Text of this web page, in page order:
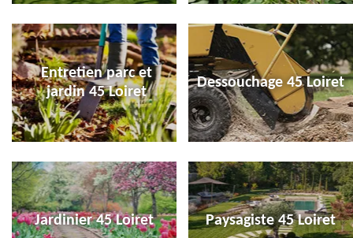
Entretien parc et
jardin 45 Loiret
Dessouchage 45 Loiret
Jardinier 45 Loiret Paysagiste 45 Loiret